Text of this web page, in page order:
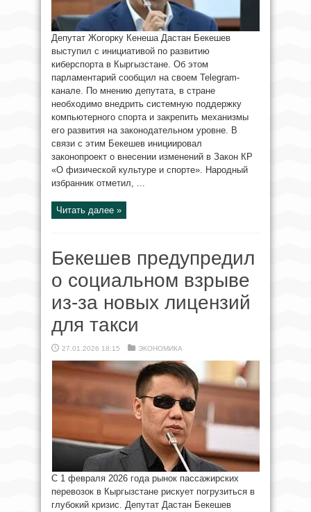
Депутат Жогорку Кенеша Дастан Бекешев
выступил с инициативой по развитию
киберспорта в Кыргызстане. Об этом
парламентарий сообщил на своем Telegram-
канале. По мнению депутата, в стране
необходимо внедрить системную поддержку
компьютерного спорта и закрепить механизмы
его развития на законодательном уровне. В
связи с этим Бекешев инициировал
законопроект о внесении изменений в Закон КР
«О физической культуре и спорте». Народный
избранник отметил, ...
Читать далее »
Бекешев предупредил
о социальном взрыве
из-за новых лицензий
для такси
27.01.2026 18:15 ЭКОНОМИКА
С 1 февраля 2026 года рынок пассажирских
перевозок в Кыргызстане рискует погрузиться в
глубокий кризис. Депутат Дастан Бекешев